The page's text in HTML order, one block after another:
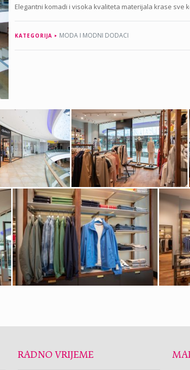
Elegantni komadi i visoka kvaliteta materijala krase sve
KATEGORIJA MODA I MODNI DODACI
RADNO VRIJEME